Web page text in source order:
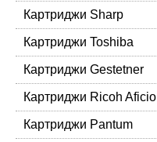
Картриджи Sharp
Картриджи Toshiba
Картриджи Gestetner
Картриджи Ricoh Aficio
Картриджи Pantum